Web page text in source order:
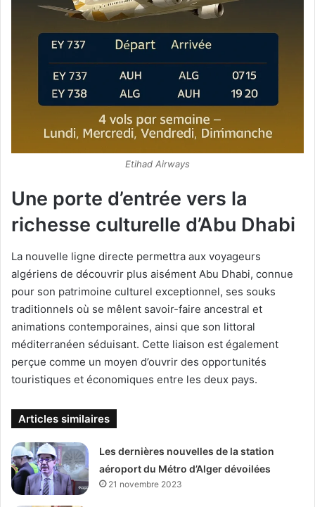
Etihad Airways
Une porte d’entrée vers la
richesse culturelle d’Abu Dhabi
La nouvelle ligne directe permettra aux voyageurs
algériens de découvrir plus aisément Abu Dhabi, connue
pour son patrimoine culturel exceptionnel, ses souks
traditionnels où se mêlent savoir-faire ancestral et
animations contemporaines, ainsi que son littoral
méditerranéen séduisant. Cette liaison est également
perçue comme un moyen d’ouvrir des opportunités
touristiques et économiques entre les deux pays.
Articles similaires
Les dernières nouvelles de la station
aéroport du Métro d’Alger dévoilées
21 novembre 2023